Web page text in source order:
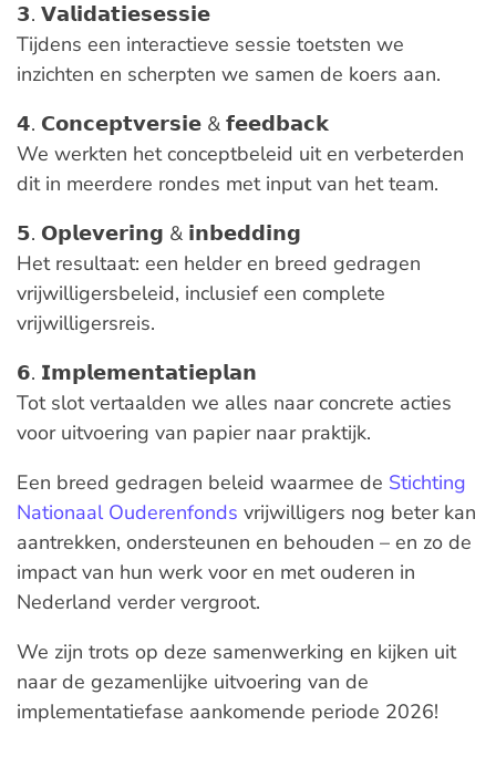
𝟯. 𝗩𝗮𝗹𝗶𝗱𝗮𝘁𝗶𝗲𝘀𝗲𝘀𝘀𝗶𝗲
Tijdens een interactieve sessie toetsten we
inzichten en scherpten we samen de koers aan.
𝟰. 𝗖𝗼𝗻𝗰𝗲𝗽𝘁𝘃𝗲𝗿𝘀𝗶𝗲 & 𝗳𝗲𝗲𝗱𝗯𝗮𝗰𝗸
We werkten het conceptbeleid uit en verbeterden
dit in meerdere rondes met input van het team.
𝟱. 𝗢𝗽𝗹𝗲𝘃𝗲𝗿𝗶𝗻𝗴 & 𝗶𝗻𝗯𝗲𝗱𝗱𝗶𝗻𝗴
Het resultaat: een helder en breed gedragen
vrijwilligersbeleid, inclusief een complete
vrijwilligersreis.
𝟲. 𝗜𝗺𝗽𝗹𝗲𝗺𝗲𝗻𝘁𝗮𝘁𝗶𝗲𝗽𝗹𝗮𝗻
Tot slot vertaalden we alles naar concrete acties
voor uitvoering van papier naar praktijk.
Een breed gedragen beleid waarmee de Stichting
Nationaal Ouderenfonds vrijwilligers nog beter kan
aantrekken, ondersteunen en behouden – en zo de
impact van hun werk voor en met ouderen in
Nederland verder vergroot.
We zijn trots op deze samenwerking en kijken uit
naar de gezamenlijke uitvoering van de
implementatiefase aankomende periode 2026!